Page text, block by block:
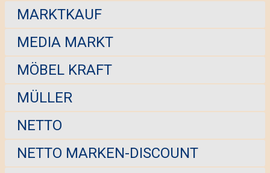
MARKTKAUF
MEDIA MARKT
MÖBEL KRAFT
MÜLLER
NETTO
NETTO MARKEN-DISCOUNT